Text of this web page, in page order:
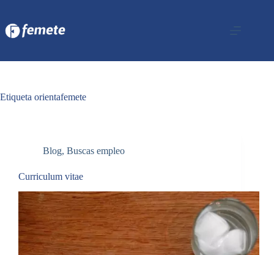
contenido
Etiqueta orientafemete
Blog, Buscas empleo
Curriculum vitae